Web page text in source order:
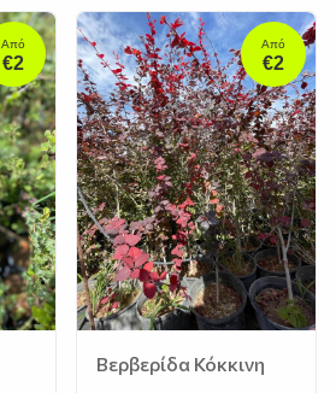
Από
€2
Βερβερίδα Κόκκινη
Από
€2